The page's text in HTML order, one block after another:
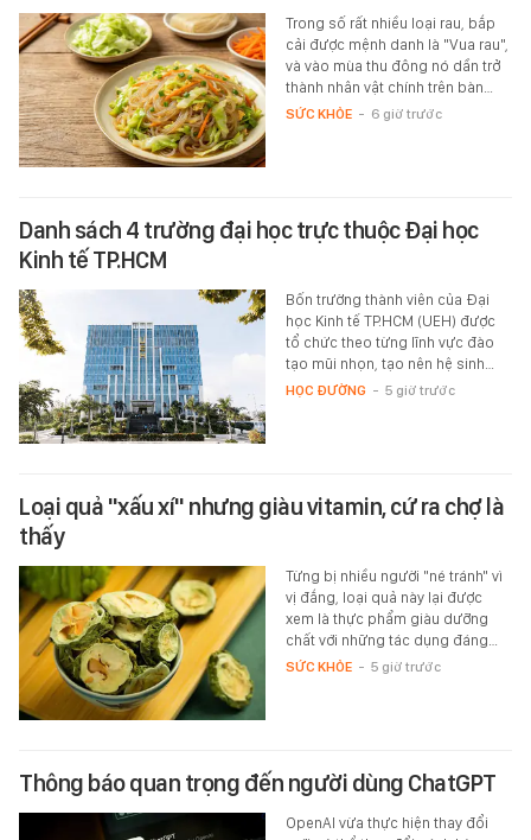
Trong số rất nhiều loại rau, bắp
cải được mệnh danh là "Vua rau",
và vào mùa thu đông nó dần trở
thành nhân vật chính trên bàn…
SỨC KHỎE - 6 giờ trước
Danh sách 4 trường đại học trực thuộc Đại học
Kinh tế TP.HCM
Bốn trường thành viên của Đại
học Kinh tế TP.HCM (UEH) được
tổ chức theo từng lĩnh vực đào
tạo mũi nhọn, tạo nên hệ sinh…
HỌC ĐƯỜNG - 5 giờ trước
Loại quả "xấu xí" nhưng giàu vitamin, cứ ra chợ là
thấy
Từng bị nhiều người "né tránh" vì
vị đắng, loại quả này lại được
xem là thực phẩm giàu dưỡng
chất với những tác dụng đáng…
SỨC KHỎE - 5 giờ trước
Thông báo quan trọng đến người dùng ChatGPT
OpenAI vừa thực hiện thay đổi